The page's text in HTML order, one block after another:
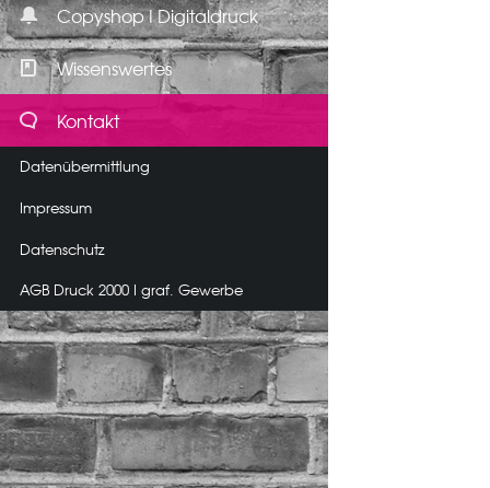
Copyshop I Digitaldruck
Wissenswertes
Kontakt
Datenübermittlung
Impressum
Datenschutz
AGB Druck 2000 I graf. Gewerbe